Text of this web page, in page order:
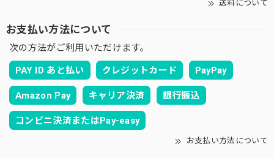
送料について
お支払い方法について
次の方法がご利用いただけます。
PAY ID あと払い クレジットカード PayPay
Amazon Pay キャリア決済 銀行振込
コンビニ決済またはPay-easy
お支払い方法について